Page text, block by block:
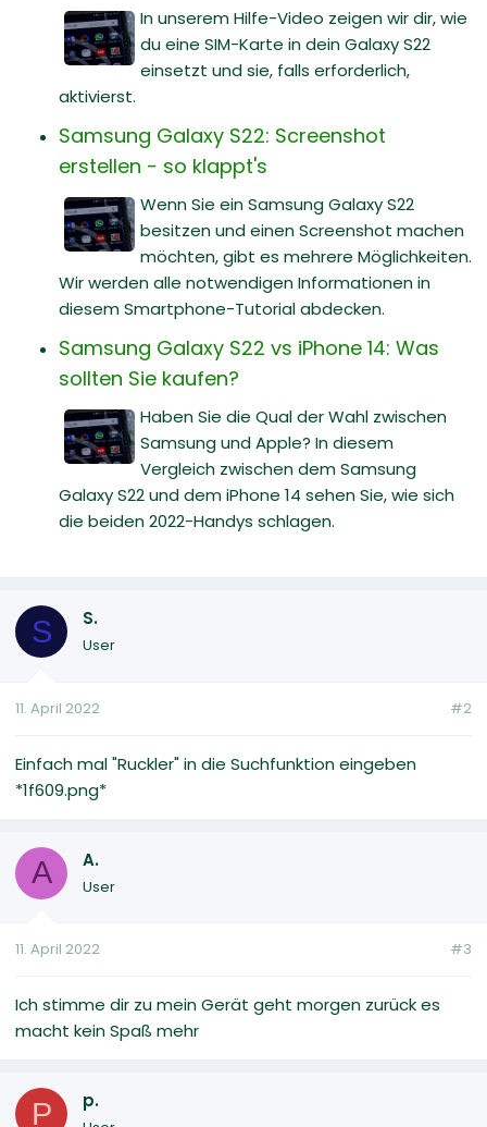
In unserem Hilfe-Video zeigen wir dir, wie
du eine SIM-Karte in dein Galaxy S22
einsetzt und sie, falls erforderlich,
aktivierst.
Samsung Galaxy S22: Screenshot
erstellen - so klappt's
Wenn Sie ein Samsung Galaxy S22
besitzen und einen Screenshot machen
möchten, gibt es mehrere Möglichkeiten.
Wir werden alle notwendigen Informationen in
diesem Smartphone-Tutorial abdecken.
Samsung Galaxy S22 vs iPhone 14: Was
sollten Sie kaufen?
Haben Sie die Qual der Wahl zwischen
Samsung und Apple? In diesem
Vergleich zwischen dem Samsung
Galaxy S22 und dem iPhone 14 sehen Sie, wie sich
die beiden 2022-Handys schlagen.
S S.
User
11. April 2022 #2
Einfach mal "Ruckler" in die Suchfunktion eingeben
*1f609.png*
A A.
User
11. April 2022 #3
Ich stimme dir zu mein Gerät geht morgen zurück es
macht kein Spaß mehr
P p.